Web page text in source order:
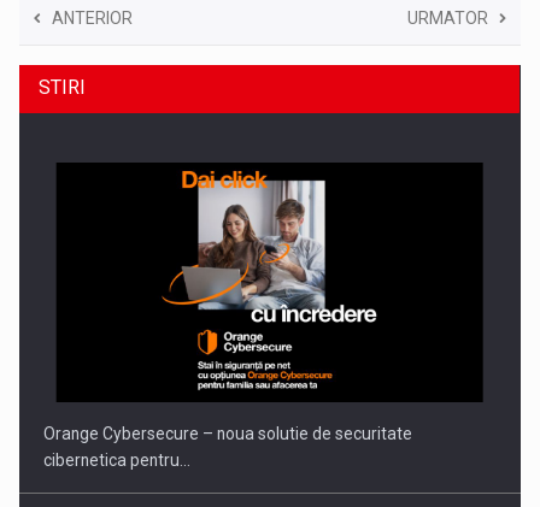
ANTERIOR URMATOR
STIRI
Orange Cybersecure – noua solutie de securitate
cibernetica pentru…